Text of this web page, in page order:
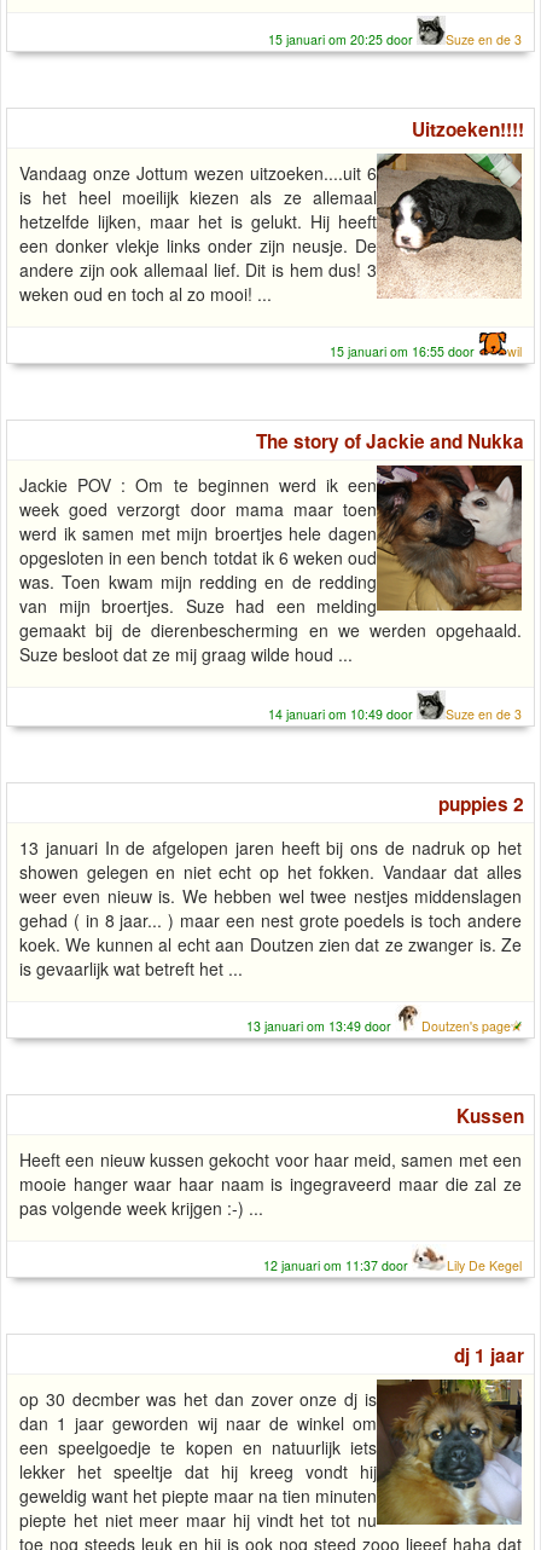
15 januari om 20:25 door Suze en de 3
Uitzoeken!!!!
Vandaag onze Jottum wezen uitzoeken....uit 6
is het heel moeilijk kiezen als ze allemaal
hetzelfde lijken, maar het is gelukt. Hij heeft
een donker vlekje links onder zijn neusje. De
andere zijn ook allemaal lief. Dit is hem dus! 3
weken oud en toch al zo mooi! ...
15 januari om 16:55 door wil
The story of Jackie and Nukka
Jackie POV : Om te beginnen werd ik een
week goed verzorgt door mama maar toen
werd ik samen met mijn broertjes hele dagen
opgesloten in een bench totdat ik 6 weken oud
was. Toen kwam mijn redding en de redding
van mijn broertjes. Suze had een melding
gemaakt bij de dierenbescherming en we werden opgehaald.
Suze besloot dat ze mij graag wilde houd ...
14 januari om 10:49 door Suze en de 3
puppies 2
13 januari In de afgelopen jaren heeft bij ons de nadruk op het
showen gelegen en niet echt op het fokken. Vandaar dat alles
weer even nieuw is. We hebben wel twee nestjes middenslagen
gehad ( in 8 jaar... ) maar een nest grote poedels is toch andere
koek. We kunnen al echt aan Doutzen zien dat ze zwanger is. Ze
is gevaarlijk wat betreft het ...
13 januari om 13:49 door Doutzen's page
Kussen
Heeft een nieuw kussen gekocht voor haar meid, samen met een
mooie hanger waar haar naam is ingegraveerd maar die zal ze
pas volgende week krijgen :-) ...
12 januari om 11:37 door Lily De Kegel
dj 1 jaar
op 30 decmber was het dan zover onze dj is
dan 1 jaar geworden wij naar de winkel om
een speelgoedje te kopen en natuurlijk iets
lekker het speeltje dat hij kreeg vondt hij
geweldig want het piepte maar na tien minuten
piepte het niet meer maar hij vindt het tot nu
toe nog steeds leuk en hij is ook nog steed zooo lieeef haha dat